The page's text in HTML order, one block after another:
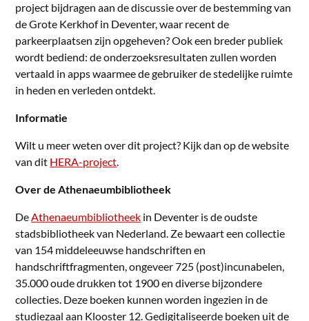
project bijdragen aan de discussie over de bestemming van
de Grote Kerkhof in Deventer, waar recent de
parkeerplaatsen zijn opgeheven? Ook een breder publiek
wordt bediend: de onderzoeksresultaten zullen worden
vertaald in apps waarmee de gebruiker de stedelijke ruimte
in heden en verleden ontdekt.
Informatie
Wilt u meer weten over dit project? Kijk dan op de website
van dit HERA-project.
Over de Athenaeumbibliotheek
DeAthenaeumbibliotheek in Deventer is de oudste
stadsbibliotheek van Nederland. Ze bewaart een collectie
van 154 middeleeuwse handschriften en
handschriftfragmenten, ongeveer 725 (post)incunabelen,
35.000 oude drukken tot 1900 en diverse bijzondere
collecties. Deze boeken kunnen worden ingezien in de
studiezaal aan Klooster 12. Gedigitaliseerde boeken uit de